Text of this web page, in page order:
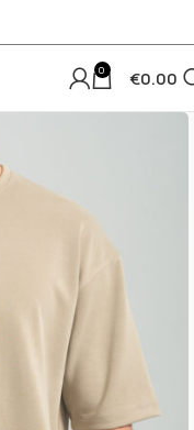
0 €0.00